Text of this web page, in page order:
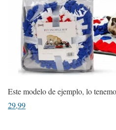
Este modelo de ejemplo, lo
29,99